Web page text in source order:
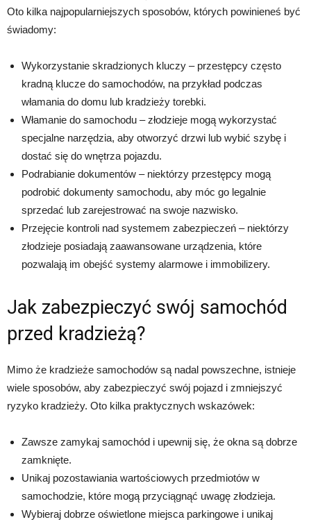
Oto kilka najpopularniejszych sposobów, których powinieneś być
świadomy:
Wykorzystanie skradzionych kluczy – przestępcy często
kradną klucze do samochodów, na przykład podczas
włamania do domu lub kradzieży torebki.
Włamanie do samochodu – złodzieje mogą wykorzystać
specjalne narzędzia, aby otworzyć drzwi lub wybić szybę i
dostać się do wnętrza pojazdu.
Podrabianie dokumentów – niektórzy przestępcy mogą
podrobić dokumenty samochodu, aby móc go legalnie
sprzedać lub zarejestrować na swoje nazwisko.
Przejęcie kontroli nad systemem zabezpieczeń – niektórzy
złodzieje posiadają zaawansowane urządzenia, które
pozwalają im obejść systemy alarmowe i immobilizery.
Jak zabezpieczyć swój samochód
przed kradzieżą?
Mimo że kradzieże samochodów są nadal powszechne, istnieje
wiele sposobów, aby zabezpieczyć swój pojazd i zmniejszyć
ryzyko kradzieży. Oto kilka praktycznych wskazówek:
Zawsze zamykaj samochód i upewnij się, że okna są dobrze
zamknięte.
Unikaj pozostawiania wartościowych przedmiotów w
samochodzie, które mogą przyciągnąć uwagę złodzieja.
Wybieraj dobrze oświetlone miejsca parkingowe i unikaj